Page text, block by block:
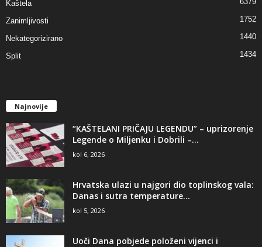
Kaštela
Zanimljivosti 1752
Nekategorizirano 1440
Split 1434
Najnovije
“KAŠTELANI PRIČAJU LEGENDU” – uprizorenje
Legende o Miljenku i Dobrili –...
kol 6, 2026
Hrvatska ulazi u najgori dio toplinskog vala:
Danas i sutra temperature...
kol 5, 2026
Uoči Dana pobjede položeni vijenci i